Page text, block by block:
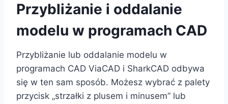
Przybliżanie i oddalanie
modelu w programach CAD
Przybliżanie lub oddalanie modelu w
programach CAD ViaCAD i SharkCAD odbywa
się w ten sam sposób. Możesz wybrać z palety
przycisk „strzałki z plusem i minusem” lub